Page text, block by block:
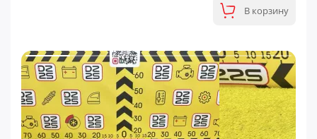
В корзину